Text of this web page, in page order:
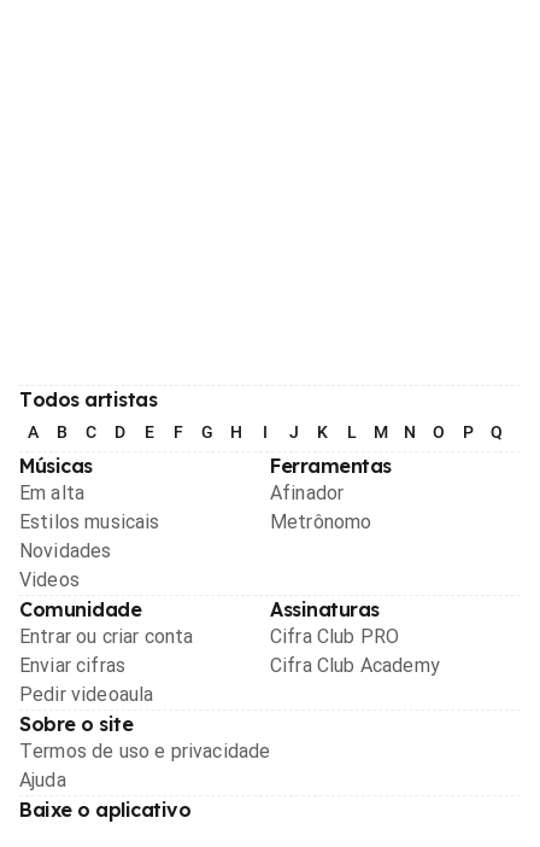
Todos artistas
A B C D E F G H I J K L M N O P Q
Músicas
Em alta
Estilos musicais
Novidades
Videos
Ferramentas
Afinador
Metrônomo
Comunidade
Entrar ou criar conta
Enviar cifras
Pedir videoaula
Assinaturas
Cifra Club PRO
Cifra Club Academy
Sobre o site
Termos de uso e privacidade
Ajuda
Baixe o aplicativo